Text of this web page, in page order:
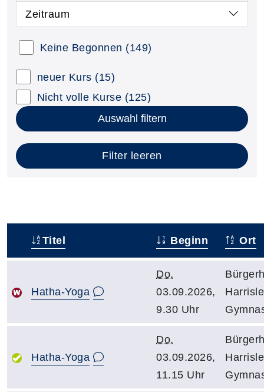
Zeitraum
Keine Begonnen (149)
neuer Kurs (15)
Nicht volle Kurse (125)
Auswahl filtern
Filter leeren
Titel Beginn Ort
Hatha-Yoga
Do.
03.09.2026,
9.30 Uhr
Hatha-Yoga
Do.
03.09.2026,
11.15 Uhr